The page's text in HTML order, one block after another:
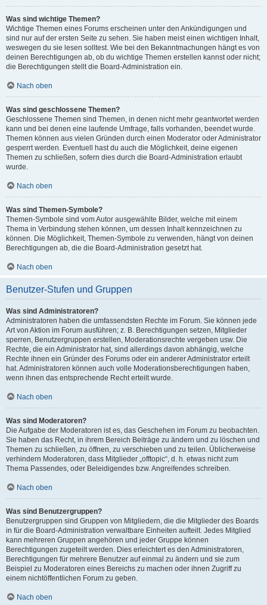
Was sind wichtige Themen?
Wichtige Themen eines Forums erscheinen unter den Ankündigungen und
sind nur auf der ersten Seite zu sehen. Sie haben meist einen wichtigen Inhalt,
weswegen du sie lesen solltest. Wie bei den Bekanntmachungen hängt es von
deinen Berechtigungen ab, ob du wichtige Themen erstellen kannst oder nicht;
die Berechtigungen stellt die Board-Administration ein.
Nach oben
Was sind geschlossene Themen?
Geschlossene Themen sind Themen, in denen nicht mehr geantwortet werden
kann und bei denen eine laufende Umfrage, falls vorhanden, beendet wurde.
Themen können aus vielen Gründen durch einen Moderator oder Administrator
gesperrt werden. Eventuell hast du auch die Möglichkeit, deine eigenen
Themen zu schließen, sofern dies durch die Board-Administration erlaubt
wurde.
Nach oben
Was sind Themen-Symbole?
Themen-Symbole sind vom Autor ausgewählte Bilder, welche mit einem
Thema in Verbindung stehen können, um dessen Inhalt kennzeichnen zu
können. Die Möglichkeit, Themen-Symbole zu verwenden, hängt von deinen
Berechtigungen ab, die die Board-Administration gesetzt hat.
Nach oben
Benutzer-Stufen und Gruppen
Was sind Administratoren?
Administratoren haben die umfassendsten Rechte im Forum. Sie können jede
Art von Aktion im Forum ausführen; z. B. Berechtigungen setzen, Mitglieder
sperren, Benutzergruppen erstellen, Moderationsrechte vergeben usw. Die
Rechte, die ein Administrator hat, sind allerdings davon abhängig, welche
Rechte ihnen ein Gründer des Forums oder ein anderer Administrator erteilt
hat. Administratoren können auch volle Moderationsberechtigungen haben,
wenn ihnen das entsprechende Recht erteilt wurde.
Nach oben
Was sind Moderatoren?
Die Aufgabe der Moderatoren ist es, das Geschehen im Forum zu beobachten.
Sie haben das Recht, in ihrem Bereich Beiträge zu ändern und zu löschen und
Themen zu schließen, zu öffnen, zu verschieben und zu teilen. Üblicherweise
verhindern Moderatoren, dass Mitglieder „offtopic“, d. h. etwas nicht zum
Thema Passendes, oder Beleidigendes bzw. Angreifendes schreiben.
Nach oben
Was sind Benutzergruppen?
Benutzergruppen sind Gruppen von Mitgliedern, die die Mitglieder des Boards
in für die Board-Administration verwaltbare Einheiten aufteilt. Jedes Mitglied
kann mehreren Gruppen angehören und jeder Gruppe können
Berechtigungen zugeteilt werden. Dies erleichtert es den Administratoren,
Berechtigungen für mehrere Benutzer auf einmal zu ändern und sie zum
Beispiel zu Moderatoren eines Bereichs zu machen oder ihnen Zugriff zu
einem nichtöffentlichen Forum zu geben.
Nach oben